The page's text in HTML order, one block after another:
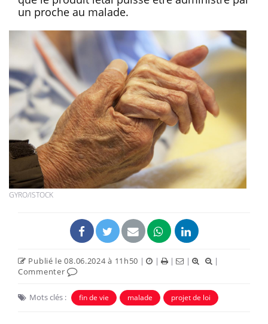
un proche au malade.
GYRO/ISTOCK
Publié le 08.06.2024 à 11h50 | | | |
|
Commenter
Mots clés : fin de vie malade projet de loi